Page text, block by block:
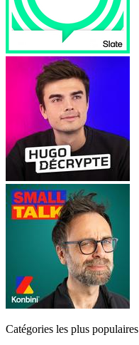
Catégories les plus populaires